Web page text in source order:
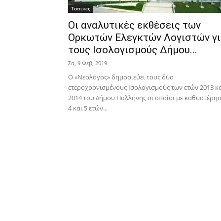
Τοπικες
Οι αναλυτικές εκθέσεις των
Ορκωτών Ελεγκτών Λογιστών
τους Ισολογισμούς Δήμου...
Σα, 9 Φεβ, 2019
Ο «Νεολόγος» δημοσιεύει τους δύο
ετεροχρονισμένους Ισολογισμούς των ετών 2013
2014 του Δήμου Παλλήνης οι οποίοι με
4 και 5 ετών...